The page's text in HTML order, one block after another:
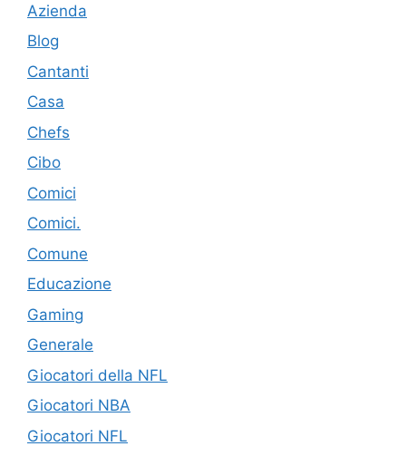
Azienda
Blog
Cantanti
Casa
Chefs
Cibo
Comici
Comici.
Comune
Educazione
Gaming
Generale
Giocatori della NFL
Giocatori NBA
Giocatori NFL